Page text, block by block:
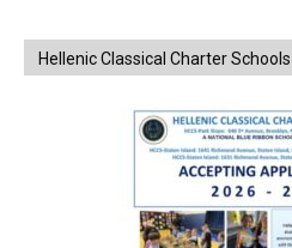
Hellenic Classical Charter Schools